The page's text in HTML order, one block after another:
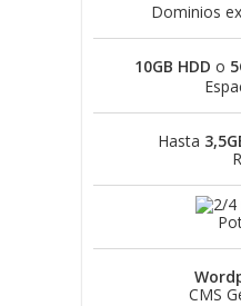
Dominios
10GB HDD o
Hasta
CMS